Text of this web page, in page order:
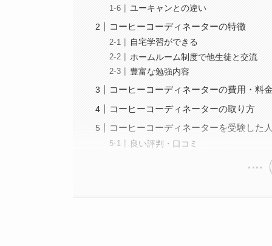
ユーキャンとの違い
コーヒーコーディネーターの特徴
自宅学習ができる
ホームルーム制度で他生徒と交流
豊富な勉強内容
コーヒーコーディネーターの費用・料金
コーヒーコーディネーターの取り方
コーヒーコーディネーターを受験した
良い評判・口コミ